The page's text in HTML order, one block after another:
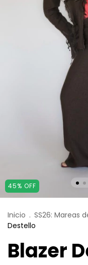
45% OFF
Inicio . SS26: Mareas
Destello
Blazer